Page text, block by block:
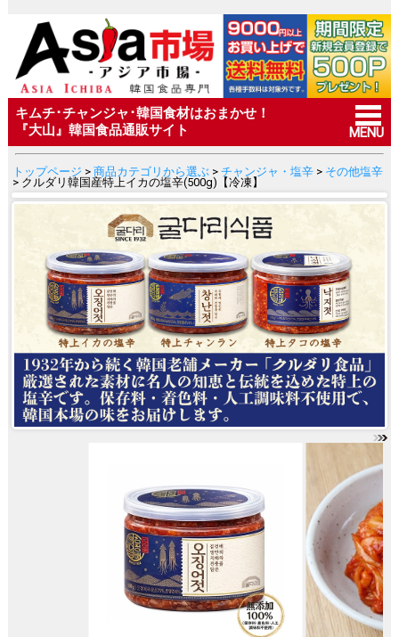
キムチ･チャンジャ･韓国食材はおまかせ！
『大山』韓国食品通販サイト
MENU
トップページ > 商品カテゴリから選ぶ> チャンジャ・塩辛> その他塩辛
> クルダリ韓国産特上イカの塩辛(500g)【冷凍】